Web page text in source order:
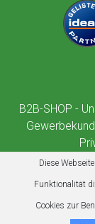
B2B-SHOP -
Diese
Funktionalität
Cookies zur